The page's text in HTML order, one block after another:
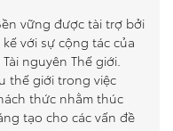
vững được tài trợ bởi
với sự cộng tác của
nguyên Thế giới.
thế giới trong việc
thức nhằm thúc
tạo cho các vấn đề